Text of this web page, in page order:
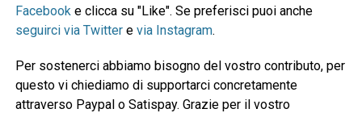
Facebook e clicca su "Like". Se preferisci puoi anche
seguirci via Twittere via Instagram.
Per sostenerci abbiamo bisogno del vostro contributo, per
questo vi chiediamo di supportarci concretamente
attraverso Paypal o Satispay. Grazie per il vostro